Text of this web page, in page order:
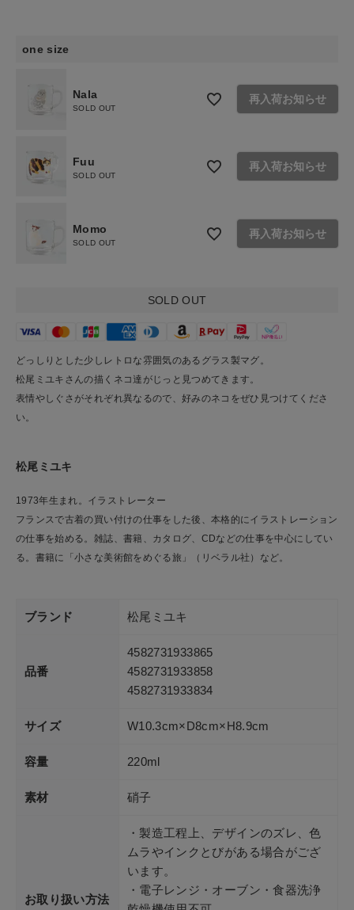
ご利用ガイド
ショップリスト
one size
Nala
SOLD OUT
再入荷お知らせ
Fuu
SOLD OUT
再入荷お知らせ
Momo
SOLD OUT
再入荷お知らせ
SOLD OUT
どっしりとした少しレトロな雰囲気のあるグラス製マグ。
松尾ミユキさんの描くネコ達がじっと見つめてきます。
表情やしぐさがそれぞれ異なるので、好みのネコをぜひ見つけてくださ
い。
松尾ミユキ
1973年生まれ。イラストレーター
フランスで古着の買い付けの仕事をした後、本格的にイラストレーション
の仕事を始める。雑誌、書籍、カタログ、CDなどの仕事を中心にしてい
る。書籍に「小さな美術館をめぐる旅」（リベラル社）など。
ブランド 松尾ミユキ
品番
4582731933865
4582731933858
4582731933834
サイズ W10.3cm×D8cm×H8.9cm
容量 220ml
素材 硝子
お取り扱い方法
・製造工程上、デザインのズレ、色
ムラやインクとびがある場合がござ
います。
・電子レンジ・オーブン・食器洗浄